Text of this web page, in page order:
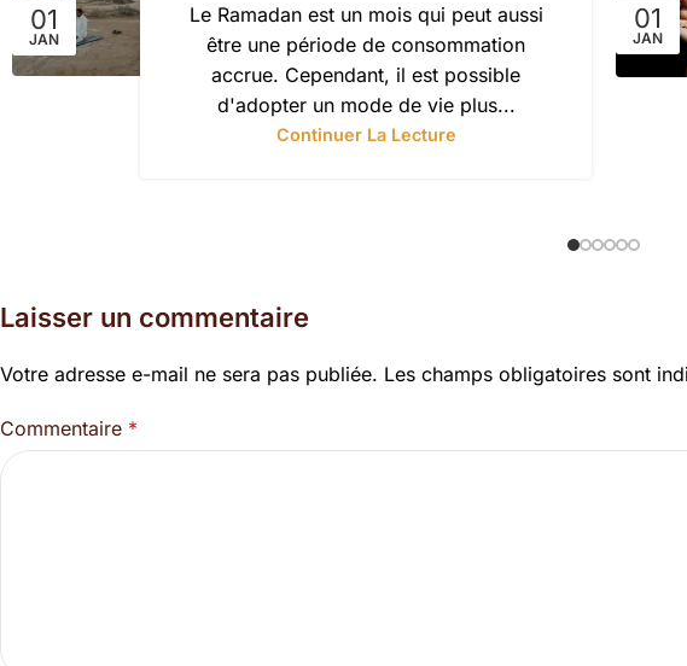
01
JAN
Le Ramadan est un mois qui peut aussi
être une période de consommation
accrue. Cependant, il est possible
d'adopter un mode de vie plus...
Continuer La Lecture
01
JAN
Laisser un commentaire
Votre adresse e-mail ne sera pas publiée. Les champs obligatoires sont
Commentaire *